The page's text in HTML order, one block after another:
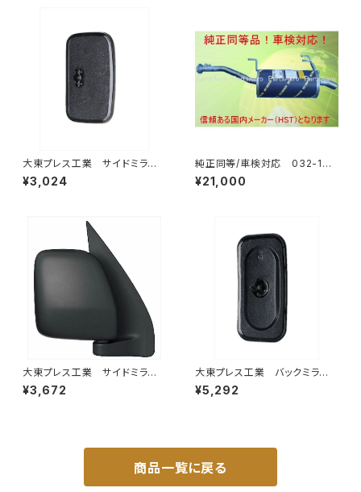
大東プレス工業 サイドミラー/
バックミラー 日産 バネット8
0~ DI-55
¥3,024
純正同等/車検対応 032-132
タウンエース ライトエース トラ
ック
¥21,000
大東プレス工業 サイドミラー/
バックミラー ダイハツ ハイ
ゼットカーゴ 右 06年～ DI-
¥3,672
大東プレス工業 バックミラーH
400 ｺﾊﾞﾝ L005 黒 J08
330×170 DI-8B
¥5,292
商品一覧に戻る